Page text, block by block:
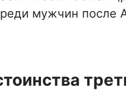
мужчин после